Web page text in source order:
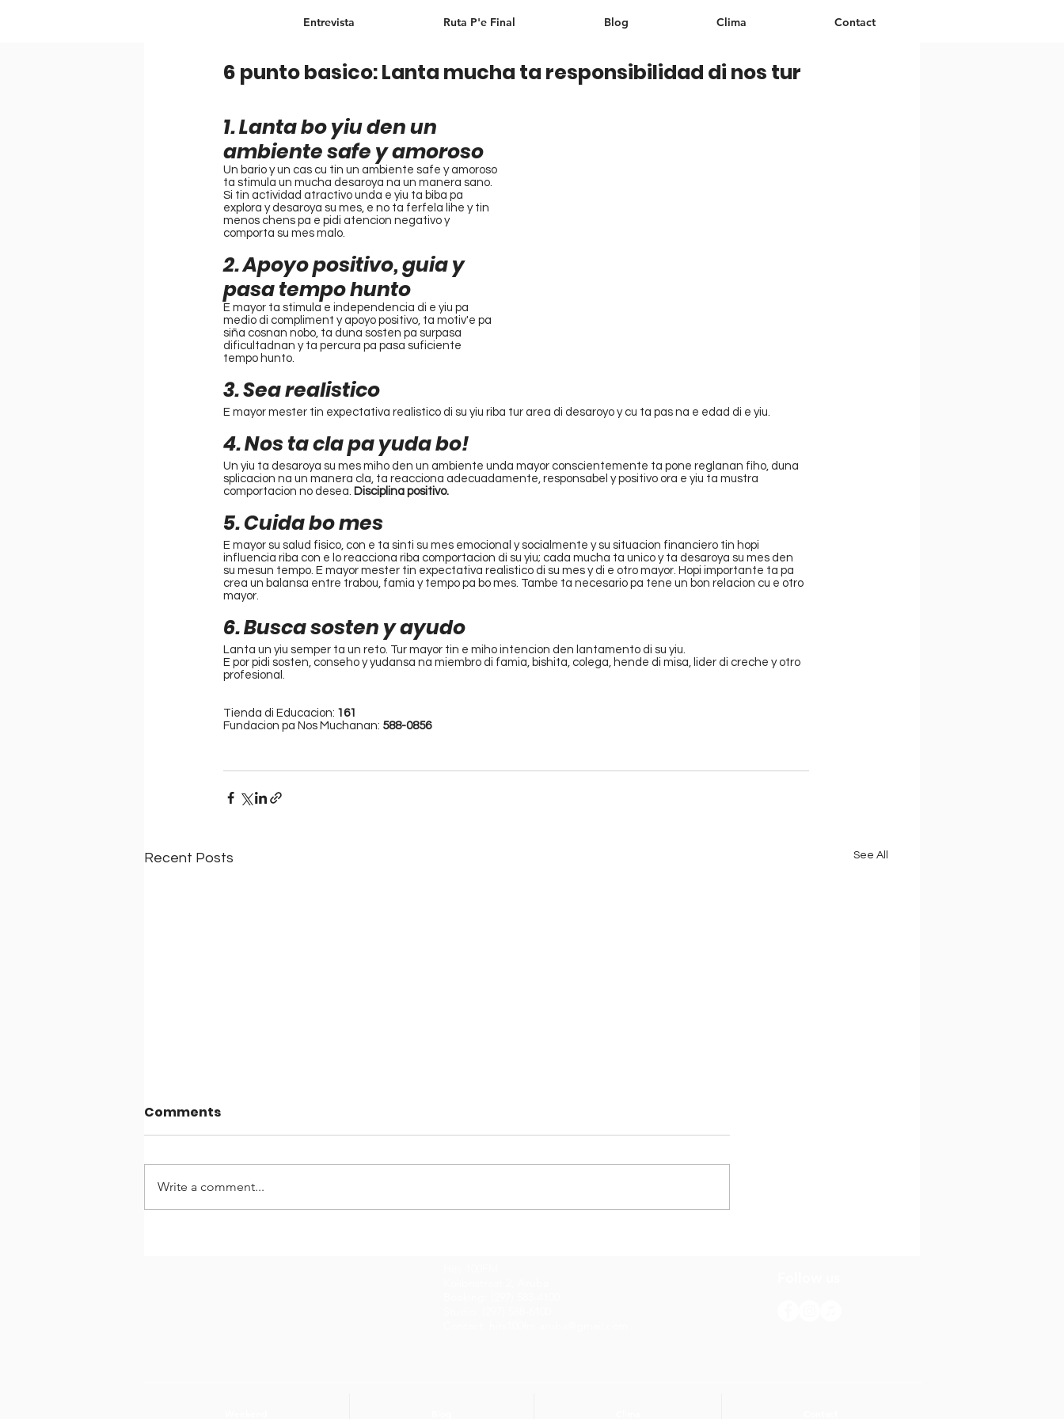
Entrevista Ruta P'e Final Blog Clima Contact
6 punto basico: Lanta mucha ta responsibilidad di nos tur
1. Lanta bo yiu den un
ambiente safe y amoroso
Un bario y un cas cu tin un ambiente safe y amoroso
ta stimula un mucha desaroya na un manera sano.
Si tin actividad atractivo unda e yiu ta biba pa
explora y desaroya su mes, e no ta ferfela lihe y tin
menos chens pa e pidi atencion negativo y
comporta su mes malo.
2. Apoyo positivo, guia y
pasa tempo hunto
E mayor ta stimula e independencia di e yiu pa
medio di compliment y apoyo positivo, ta motiv'e pa
siña cosnan nobo, ta duna sosten pa surpasa
dificultadnan y ta percura pa pasa suficiente
tempo hunto.
3. Sea realistico
E mayor mester tin expectativa realistico di su yiu riba tur area di desaroyo y cu ta pas na e edad di e yiu.
4. Nos ta cla pa yuda bo!
Un yiu ta desaroya su mes miho den un ambiente unda mayor conscientemente ta pone reglanan fiho, duna
splicacion na un manera cla, ta reacciona adecuadamente, responsabel y positivo ora e yiu ta mustra
comportacion no desea. Disciplina positivo.
5. Cuida bo mes
E mayor su salud fisico, con e ta sinti su mes emocional y socialmente y su situacion financiero tin hopi
influencia riba con e lo reacciona riba comportacion di su yiu; cada mucha ta unico y ta desaroya su mes den
su mesun tempo. E mayor mester tin expectativa realistico di su mes y di e otro mayor. Hopi importante ta pa
crea un balansa entre trabou, famia y tempo pa bo mes. Tambe ta necesario pa tene un bon relacion cu e otro
mayor.
6. Busca sosten y ayudo
Lanta un yiu semper ta un reto. Tur mayor tin e miho intencion den lantamento di su yiu.
E por pidi sosten, conseho y yudansa na miembro di famia, bishita, colega, hende di misa, lider di creche y otro
profesional.
Tienda di Educacion: 161
Fundacion pa Nos Muchanan: 588-0856
Recent Posts See All
Comments
Write a comment...